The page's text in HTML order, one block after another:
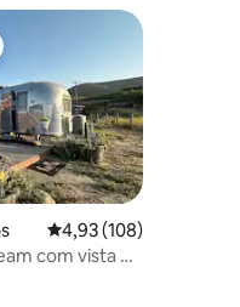
290avaliações
Classificação média
4,93 (108)
com vista e